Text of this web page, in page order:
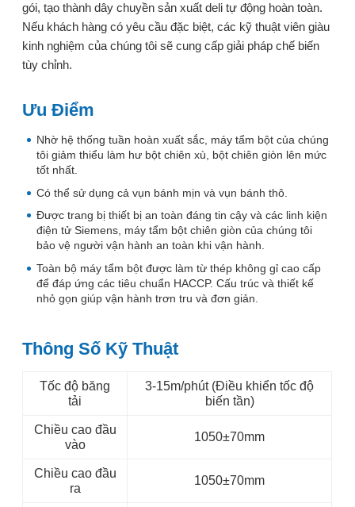
gói, tạo thành dây chuyền sản xuất deli tự động hoàn toàn.
Nếu khách hàng có yêu cầu đặc biệt, các kỹ thuật viên giàu
kinh nghiệm của chúng tôi sẽ cung cấp giải pháp chế biến
tùy chỉnh.
Ưu Điểm
Nhờ hệ thống tuần hoàn xuất sắc, máy tẩm bột của chúng
tôi giảm thiểu làm hư bột chiên xù, bột chiên giòn lên mức
tốt nhất.
Có thể sử dụng cả vụn bánh mịn và vụn bánh thô.
Được trang bị thiết bị an toàn đáng tin cậy và các linh kiện
điện tử Siemens, máy tẩm bột chiên giòn của chúng tôi
bảo vệ người vận hành an toàn khi vận hành.
Toàn bộ máy tẩm bột được làm từ thép không gỉ cao cấp
để đáp ứng các tiêu chuẩn HACCP. Cấu trúc và thiết kế
nhỏ gọn giúp vận hành trơn tru và đơn giản.
Thông Số Kỹ Thuật
Tốc độ băng
tải
3-15m/phút (Điều khiển tốc độ
biến tần)
Chiều cao đầu
vào
1050±70mm
Chiều cao đầu
ra
1050±70mm